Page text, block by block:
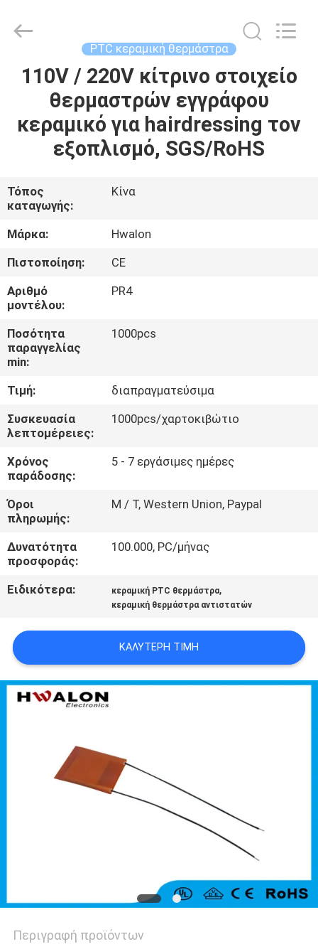
ΣΠΊΤΙ
ΠΡΟΪΌΝΤΑ
ΣΧΕΤΙΚΆ
ΜΕ
ΕΜΆΣ
ΕΠΙΣΚΈΨΕΙΣ
ΣΤΟ
ΕΡΓΟΣΤΆΣΙΟ
ΈΛΕΓΧΟΣ
ΠΟΙΌΤΗΤΑΣ
ΕΠΙΚΟΙΝΩΝΉΣΤΕ
ΜΑΖΊ
ΜΑΣ
ΕΙΔΉΣΕΙΣ
ΖΗΤΉΣΤΕ
ΜΙΑ
SITEMAP
ΠΟΛΙΤΙΚΉ
Reserved.
PTC κεραμική θερμάστρα
110V / 220V κίτρινο στοιχείο
θερμαστρών εγγράφου
κεραμικό για hairdressing τον
εξοπλισμό, SGS/RoHS
Τόπος
καταγωγής:
Κίνα
Μάρκα:
Hwalon
Πιστοποίηση:
CE
Αριθμό
μοντέλου:
PR4
Ποσότητα
παραγγελίας
min:
1000pcs
Τιμή:
διαπραγματεύσιμα
Συσκευασία
λεπτομέρειες:
1000pcs/χαρτοκιβώτιο
Χρόνος
παράδοσης:
5 - 7 εργάσιμες ημέρες
Όροι
πληρωμής:
Μ / Τ, Western Union, Paypal
Δυνατότητα
προσφοράς:
100.000, PC/μήνας
Ειδικότερα: κεραμική PTC θερμάστρα,
κεραμική θερμάστρα αντιστατών
ΚΑΛΎΤΕΡΗ ΤΙΜΉ
Περιγραφή προϊόντων